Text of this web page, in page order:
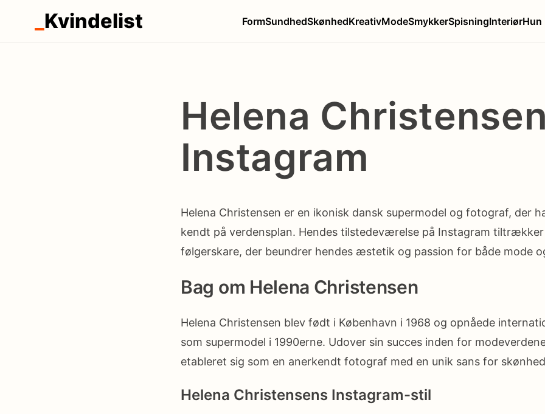
Kvindelist FormSundhedSkønhedKreativModeSmykkerSpisningInteriørHun
Helena
Instagram
Helena Christensen er en ikonisk dansk supermodel og fotograf, der
kendt på verdensplan. Hendes tilstedeværelse på Instagram
følgerskare, der beundrer hendes æstetik og passion for både mode
Bag om Helena Christensen
Helena Christensen blev født i København i 1968 og opnåede
som supermodel i 1990erne. Udover sin succes inden for
etableret sig som en anerkendt fotograf med en unik sans for
Helena Christensens Instagram-stil